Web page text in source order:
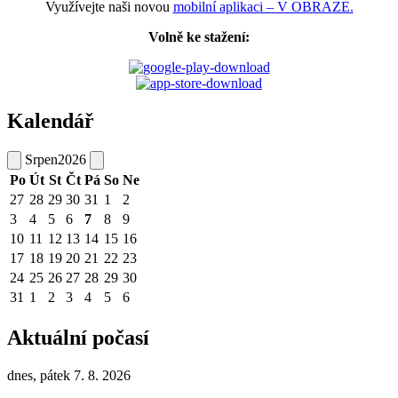
Využívejte naši novou mobilní aplikaci – V OBRAZE.
Volně ke stažení:
Kalendář
Srpen2026
Po Út St Čt Pá So Ne
27 28 29 30 31 1
2
3
4 5 6 7 8
9
10 11 12 13 14 15 16
17 18 19 20 21 22 23
24 25 26 27 28 29 30
31 1 2 3 4 5 6
Aktuální počasí
dnes, pátek 7. 8. 2026